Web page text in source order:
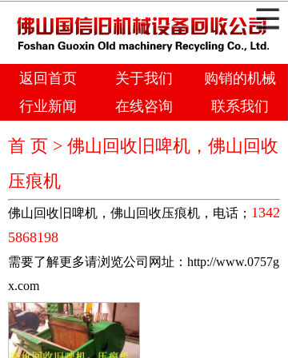
返回首页 关于我们
购销的机械
行业新闻
在线咨询 联系我们
首 页 > 佛山回收旧啤机，佛山回收
压痕机
佛山回收旧啤机，佛山回收压痕机，电话； 1342
5868198
需要了解更多请浏览公司网址： http://www.0757g
x.com